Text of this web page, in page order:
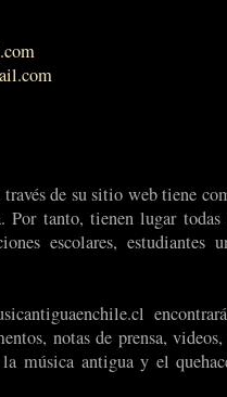
de su sitio web tiene
Por tanto, tienen lugar
escolares, estudiantes
notas de prensa,
música antigua y el